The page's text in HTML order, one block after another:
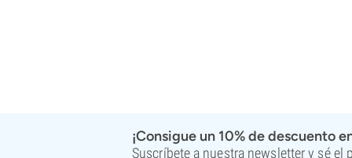
¡Consigue un 10% de descuento
Suscríbete a nuestra newsletter y sé el